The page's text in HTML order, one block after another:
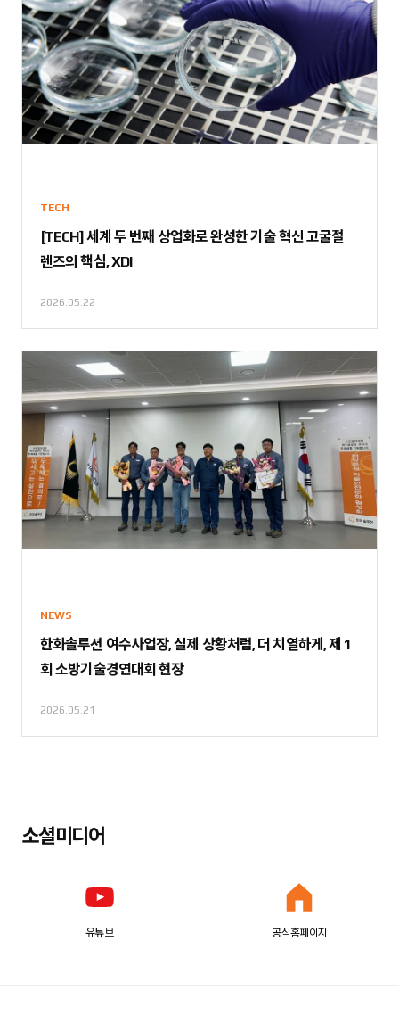
TECH
[TECH] 세계 두 번째 상업화로 완성한 기술 혁신 고굴절
렌즈의 핵심, XDI
2026.05.22
NEWS
한화솔루션 여수사업장, 실제 상황처럼, 더 치열하게, 제 1
회 소방기술경연대회 현장
2026.05.21
소셜미디어
유튜브 공식홈페이지